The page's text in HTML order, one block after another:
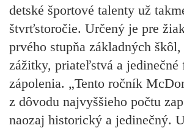
detské športové talenty už
štvrťstoročie. Určený je pre
prvého stupňa základných škôl,
zážitky, priateľstvá a jedinečné
zápolenia. „Tento ročník
z dôvodu najvyššieho počtu
naozaj historický a jedinečný.